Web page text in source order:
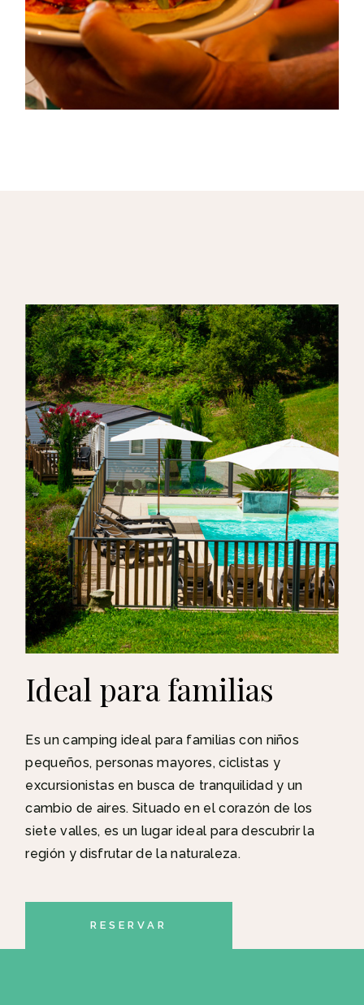
Ideal para familias
Es un camping ideal para familias con niños
pequeños, personas mayores, ciclistas y
excursionistas en busca de tranquilidad y un
cambio de aires. Situado en el corazón de los
siete valles, es un lugar ideal para descubrir la
región y disfrutar de la naturaleza.
RESERVAR